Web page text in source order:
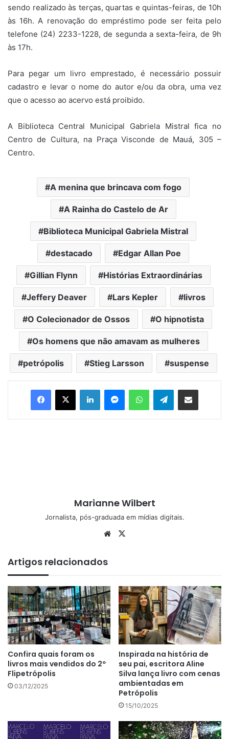
sendo realizado às terças, quartas e quintas-feiras, de 10h
às 16h. A renovação do empréstimo pode ser feita pelo
telefone (24) 2233-1228, de segunda a sexta-feira, de 9h
às 17h.
Para pegar um livro emprestado, é necessário possuir
cadastro e levar o nome do autor e/ou da obra, uma vez
que o acesso ao acervo está proibido.
A Biblioteca Central Municipal Gabriela Mistral fica no
Centro de Cultura, na Praça Visconde de Mauá, 305 –
Centro.
A menina que brincava com fogo
A Rainha do Castelo de Ar
Biblioteca Municipal Gabriela Mistral
destacado Edgar Allan Poe
Gillian Flynn Histórias Extraordinárias
Jeffery Deaver Lars Kepler livros
O Colecionador de Ossos O hipnotista
Os homens que não amavam as mulheres
petrópolis Stieg Larsson suspense
Telegram
Marianne Wilbert
Jornalista, pós-graduada em mídias digitais.
We
Artigos relacionados
Confira quais foram os
livros mais vendidos do 2º
Flipetrópolis
03/12/2025
Inspirada na história de
seu pai, escritora Aline
Silva lança livro com cenas
ambientadas em
Petrópolis
15/10/2025